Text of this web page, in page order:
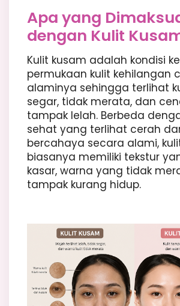
Apa yang
dengan Kulit
Kulit kusam adalah kondisi
permukaan kulit kehilangan
alaminya sehingga terlihat
segar, tidak merata, dan
tampak lelah. Berbeda
sehat yang terlihat cerah
bercahaya secara alami,
biasanya memiliki tekstur
kasar, warna yang tidak
tampak kurang hidup.